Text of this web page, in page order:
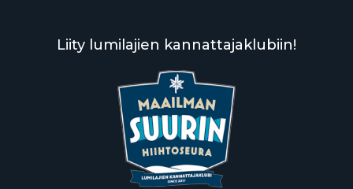
Liity lumilajien kannattajaklubiin!